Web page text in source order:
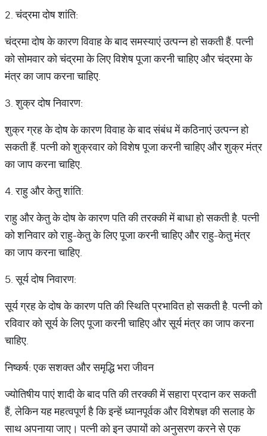
2. चंद्रमा दोष शांति:
चंद्रमा दोष के कारण विवाह के बाद समस्याएं उत्पन्न हो सकती हैं. पत्नी
को सोमवार को चंद्रमा के लिए विशेष पूजा करनी चाहिए और चंद्रमा के
मंत्र का जाप करना चाहिए.
3. शुक्र दोष निवारण:
शुक्र ग्रह के दोष के कारण विवाह के बाद संबंध में कठिनाएं उत्पन्न हो
सकती हैं. पत्नी को शुक्रवार को विशेष पूजा करनी चाहिए और शुक्र मंत्र
का जाप करना चाहिए.
4. राहु और केतु शांति:
राहु और केतु के दोष के कारण पति की तरक्की में बाधा हो सकती है. पत्नी
को शनिवार को राहु-केतु के लिए पूजा करनी चाहिए और राहु-केतु मंत्र
का जाप करना चाहिए.
5. सूर्य दोष निवारण:
सूर्य ग्रह के दोष के कारण पति की स्थिति प्रभावित हो सकती है. पत्नी को
रविवार को सूर्य के लिए पूजा करनी चाहिए और सूर्य मंत्र का जाप करना
चाहिए.
निष्कर्ष: एक सशक्त और समृद्धि भरा जीवन
ज्योतिषीय पाएं शादी के बाद पति की तरक्की में सहारा प्रदान कर सकती
हैं, लेकिन यह महत्वपूर्ण है कि इन्हें ध्यानपूर्वक और विशेषज्ञ की सलाह के
साथ अपनाया जाए। पत्नी को इन उपायों को अनुसरण करने से एक